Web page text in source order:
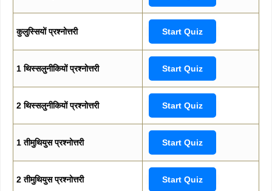
कुलुस्सियों प्रश्नोत्तरी Start Quiz
1 थिस्सलुनीकियों प्रश्नोत्तरी Start Quiz
2 थिस्सलुनीकियों प्रश्नोत्तरी Start Quiz
1 तीमुथियुस प्रश्नोत्तरी Start Quiz
2 तीमुथियुस प्रश्नोत्तरी Start Quiz